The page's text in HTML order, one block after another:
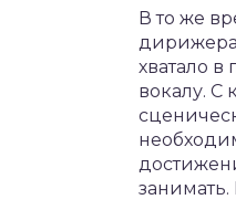
В то же
дирижера
хватало в
вокалу. С